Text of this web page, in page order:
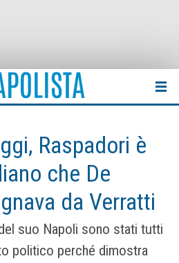
Raspadori è
che De
da Verratti
suo Napoli sono stati tutti
politico perché dimostra